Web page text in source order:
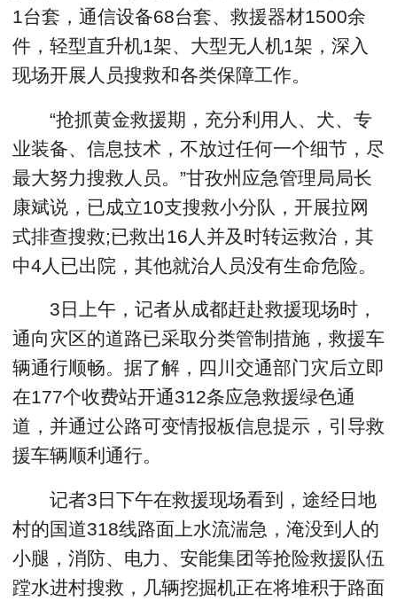
1台套，通信设备68台套、救援器材1500余
件，轻型直升机1架、大型无人机1架，深入
现场开展人员搜救和各类保障工作。
“抢抓黄金救援期，充分利用人、犬、专
业装备、信息技术，不放过任何一个细节，尽
最大努力搜救人员。”甘孜州应急管理局局长
康斌说，已成立10支搜救小分队，开展拉网
式排查搜救;已救出16人并及时转运救治，其
中4人已出院，其他就治人员没有生命危险。
3日上午，记者从成都赶赴救援现场时，
通向灾区的道路已采取分类管制措施，救援车
辆通行顺畅。据了解，四川交通部门灾后立即
在177个收费站开通312条应急救援绿色通
道，并通过公路可变情报板信息提示，引导救
援车辆顺利通行。
记者3日下午在救援现场看到，途经日地
村的国道318线路面上水流湍急，淹没到人的
小腿，消防、电力、安能集团等抢险救援队伍
蹚水进村搜救，几辆挖掘机正在将堆积于路面